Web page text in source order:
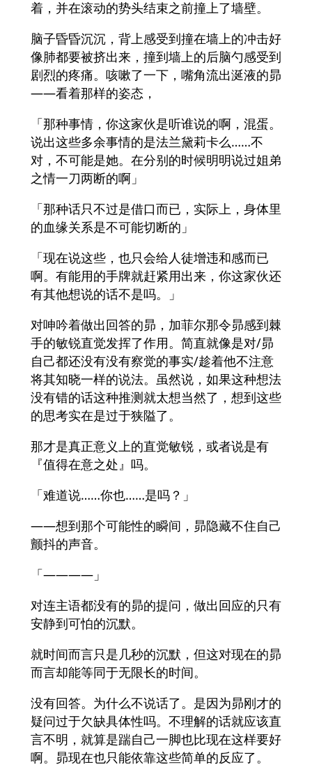
着，并在滚动的势头结束之前撞上了墙壁。
脑子昏昏沉沉，背上感受到撞在墙上的冲击好
像肺都要被挤出来，撞到墙上的后脑勺感受到
剧烈的疼痛。咳嗽了一下，嘴角流出涎液的昴
——看着那样的姿态，
「那种事情，你这家伙是听谁说的啊，混蛋。
说出这些多余事情的是法兰黛莉卡么……不
对，不可能是她。在分别的时候明明说过姐弟
之情一刀两断的啊」
「那种话只不过是借口而已，实际上，身体里
的血缘关系是不可能切断的」
「现在说这些，也只会给人徒增违和感而已
啊。有能用的手牌就赶紧用出来，你这家伙还
有其他想说的话不是吗。」
对呻吟着做出回答的昴，加菲尔那令昴感到棘
手的敏锐直觉发挥了作用。简直就像是对/昴
自己都还没有没有察觉的事实/趁着他不注意
将其知晓一样的说法。虽然说，如果这种想法
没有错的话这种推测就太想当然了，想到这些
的思考实在是过于狭隘了。
那才是真正意义上的直觉敏锐，或者说是有
『值得在意之处』吗。
「难道说……你也……是吗？」
——想到那个可能性的瞬间，昴隐藏不住自己
颤抖的声音。
「————」
对连主语都没有的昴的提问，做出回应的只有
安静到可怕的沉默。
就时间而言只是几秒的沉默，但这对现在的昴
而言却能等同于无限长的时间。
没有回答。为什么不说话了。是因为昴刚才的
疑问过于欠缺具体性吗。不理解的话就应该直
言不明，就算是踹自己一脚也比现在这样要好
啊。昴现在也只能依靠这些简单的反应了。